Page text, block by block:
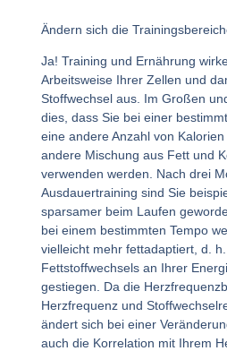
Ändern sich die
Ja! Training und Ernährung
Arbeitsweise Ihrer Zellen und
Stoffwechsel aus. Im Großen
dies, dass Sie bei einer
eine andere Anzahl von
andere Mischung aus Fett und
verwenden werden. Nach drei
Ausdauertraining sind Sie
sparsamer beim Laufen
bei einem bestimmten Tempo
vielleicht mehr fettadaptiert, d.
Fettstoffwechsels an Ihrer
gestiegen. Da die
Herzfrequenz und
ändert sich bei einer
auch die Korrelation mit Ihrem